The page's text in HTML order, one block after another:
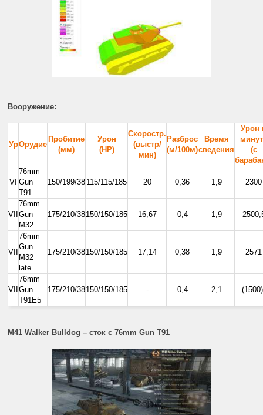
Вооружение:
УрОрудие
Пробитие
(мм)
Урон
(НР)
Скоростр.
(выстр/
мин)
Разброс
(м/100м)
Время
сведения
Урон
(с
VI
76mm
Gun
T91
150/199/38 115/115/185 20 0,36 1,9 2300
VII
76mm
Gun
М32
175/210/38150/150/185 16,67 0,4 1,9
VII
76mm
Gun
М32
late
175/210/38150/150/185 17,14 0,38 1,9 2571
VII
76mm
Gun
T91Е5
175/210/38150/150/185 - 0,4 2,1
M41 Walker Bulldog – сток с 76mm Gun T91